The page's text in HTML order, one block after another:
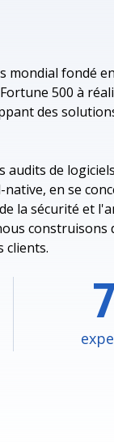
mondial fondé
500 à
des
audits de
en se
la sécurité et
construisons
clients.